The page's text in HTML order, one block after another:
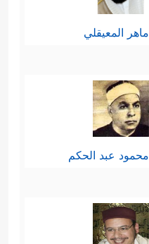
ماهر المعيقلي
محمود عبد الحكم